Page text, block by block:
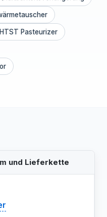
HTST Pasteurizer
und Lieferkette